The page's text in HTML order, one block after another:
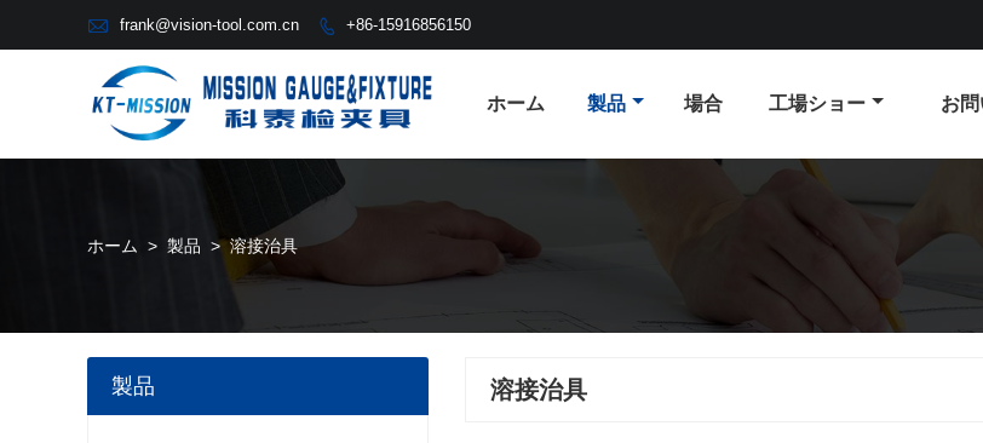
 frank@vision-tool.com.cn  +86-15916856150
ホーム 製品 場合 工場ショー お
ホーム > 製品 > 溶接治具
溶接治具
製品